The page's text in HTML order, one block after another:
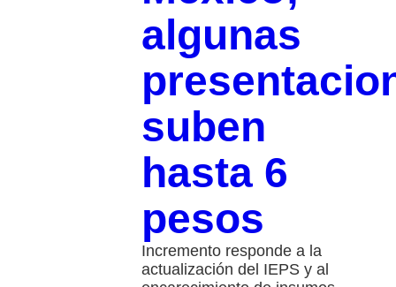
algunas
suben
hasta 6
pesos
Incremento responde a la
actualización del IEPS y al